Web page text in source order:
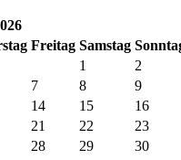
Freitag Samstag So
1
2
7 8
9
14 15
16
21 22
23
28 29
30